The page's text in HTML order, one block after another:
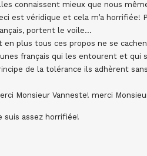
connaissent mieux que nous
est véridique et cela m’a
portent le voile…
en plus tous ces propos ne se
français qui les entourent et
de la tolérance ils adhèrent
Monsieur Vanneste! merci
suis assez horrifiée!